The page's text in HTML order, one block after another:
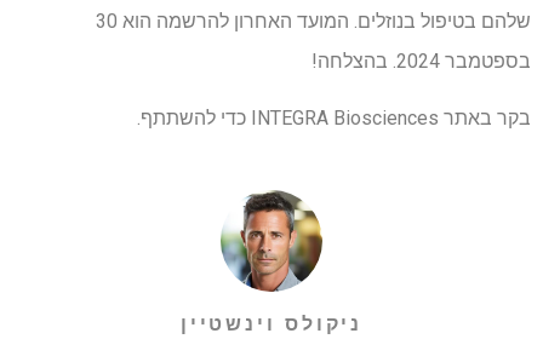
שלהם בטיפול בנוזלים. המועד האחרון להרשמה הוא 30
בספטמבר 2024. בהצלחה!
בקר באתר INTEGRA Biosciences כדי להשתתף.
ניקולס וינשטיין